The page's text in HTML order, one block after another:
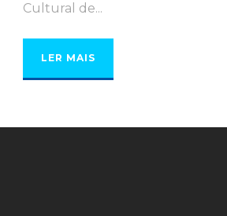
Cultural de...
LER MAIS